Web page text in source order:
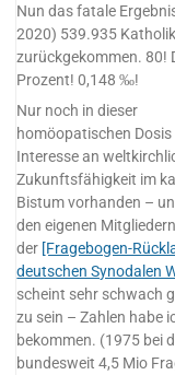
Nun das fatale
2020) 539.935
zurückgekommen. 80!
Prozent! 0,148 ‰!
Nur noch in dieser
homöopatischen Dosis
Interesse an
Zukunftsfähigkeit im
Bistum vorhanden –
den eigenen
der [Fragebogen-
deutschen Synodalen
scheint sehr schwach
zu sein – Zahlen habe
bekommen. (1975 bei
bundesweit 4,5 Mio